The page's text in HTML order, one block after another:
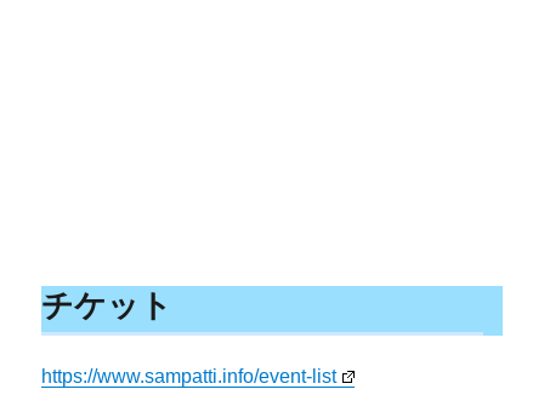
チケット
https://www.sampatti.info/event-list